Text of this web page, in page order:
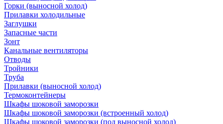
Горки (выносной холод)
Прилавки холодильные
Заглушки
Запасные части
Зонт
Канальные вентиляторы
Отводы
Тройники
Труба
Прилавки (выносной холод)
Термоконтейнеры
Шкафы шоковой заморозки
Шкафы шоковой заморозки (встроенный холод)
Шкафы шоковой заморозки (под выносной холод)